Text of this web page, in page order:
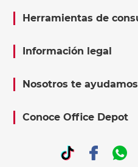
Herramientas de
Información legal
Nosotros te ayudamos
Conoce Office Depot